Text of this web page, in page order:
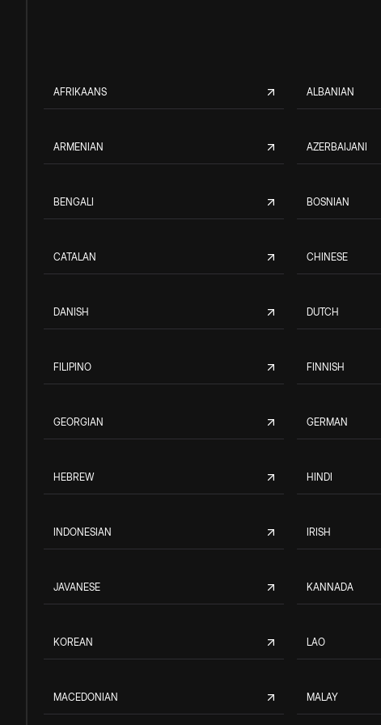
AFRIKAANS ALBANIAN
ARMENIAN AZERBAIJANI
BENGALI BOSNIAN
CATALAN CHINESE
DANISH DUTCH
FILIPINO FINNISH
GEORGIAN GERMAN
HEBREW HINDI
INDONESIAN IRISH
JAVANESE KANNADA
KOREAN LAO
MACEDONIAN MALAY